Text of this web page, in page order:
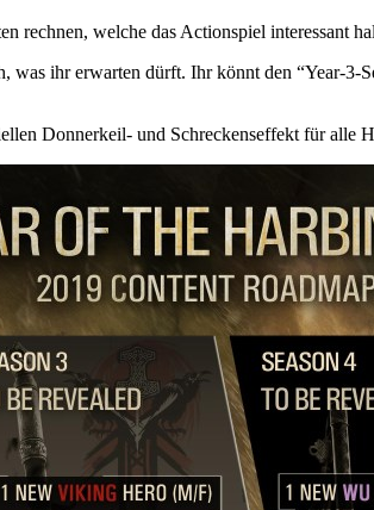
rechnen, welche das Actionspiel interessant
ihr erwarten dürft. Ihr könnt den “Year-3-
Donnerkeil- und Schreckenseffekt für alle